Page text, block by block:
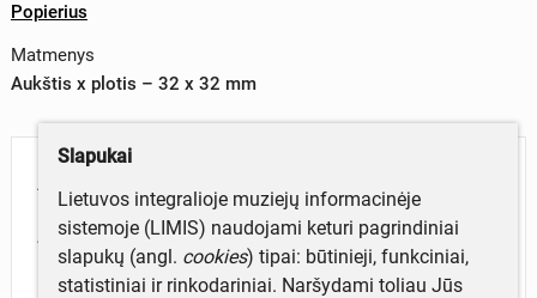
Popierius
Matmenys
Aukštis x plotis – 32 x 32 mm
Aprašymas
„ОХРАНЯЙТЕ МОРСКИХ КОТИКОВ". ПОЧТА СССР
(SSRS paštas), nominalas 25 (kp). Kraštai perforuoti
Slapukai
Lietuvos integralioje muziejų informacinėje
sistemoje (LIMIS) naudojami keturi pagrindiniai
slapukų (angl. cookies) tipai: būtinieji, funkciniai,
statistiniai ir rinkodariniai. Naršydami toliau Jūs